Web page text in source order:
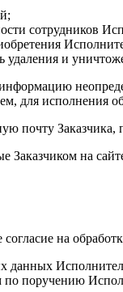
сотрудников
удаления и
для исполнения
почту Заказчика,
Заказчиком на
на
данных
поручению